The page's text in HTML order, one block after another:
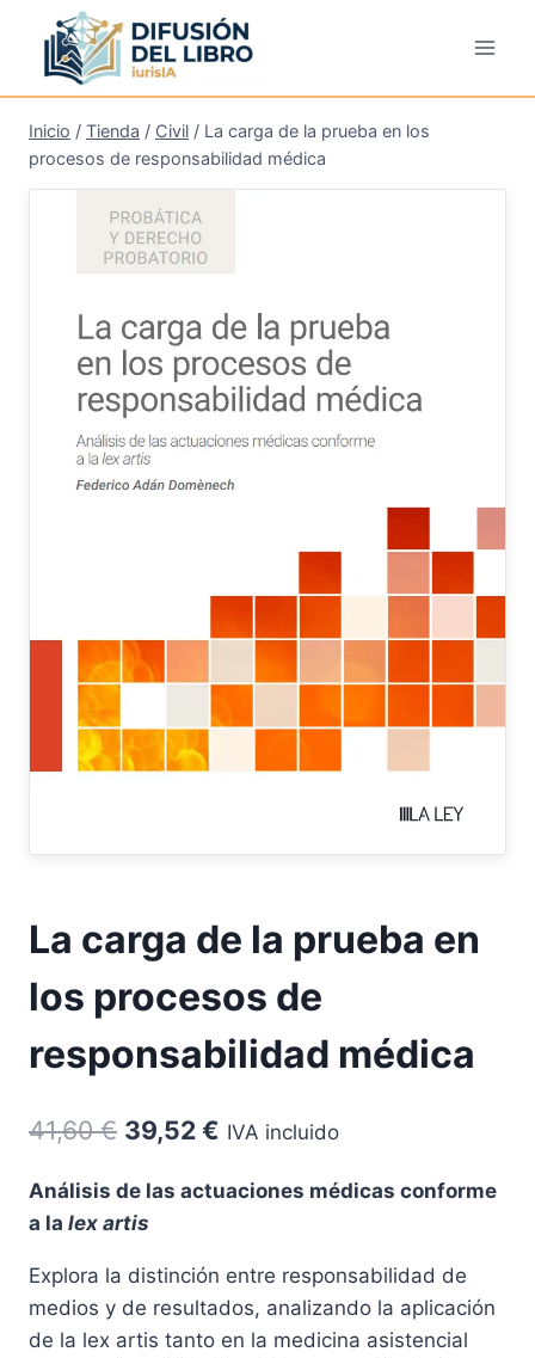
contenido
Inicio / Tienda / Civil / La carga de la prueba en los
procesos de responsabilidad médica
¡Oferta!
La carga de la prueba en
los procesos de
responsabilidad médica
41,60€ El
original
41,60 €.
39,52€ El
actual
39,52 €.
IVA incluido
Análisis de las actuaciones médicas conforme
a la lex artis
Explora la distinción entre responsabilidad de
medios y de resultados, analizando la aplicación
de la lex artis tanto en la medicina asistencial